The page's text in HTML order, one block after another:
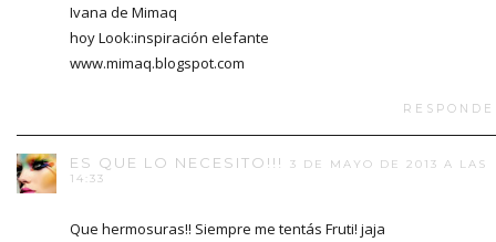
Ivana de Mimaq
hoy Look:inspiración elefante
www.mimaq.blogspot.com
ES QUE LO NECESITO!!!
3 DE MAYO DE 2013 A LAS
14:33
Que hermosuras!! Siempre me tentás Fruti! jaja